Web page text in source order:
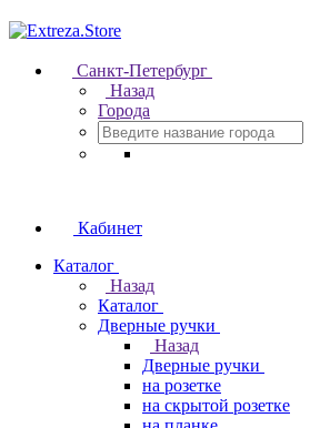
Санкт-Петербург
Назад
Города
Кабинет
Каталог
Назад
Каталог
Дверные ручки
Назад
Дверные ручки
на розетке
на скрытой розетке